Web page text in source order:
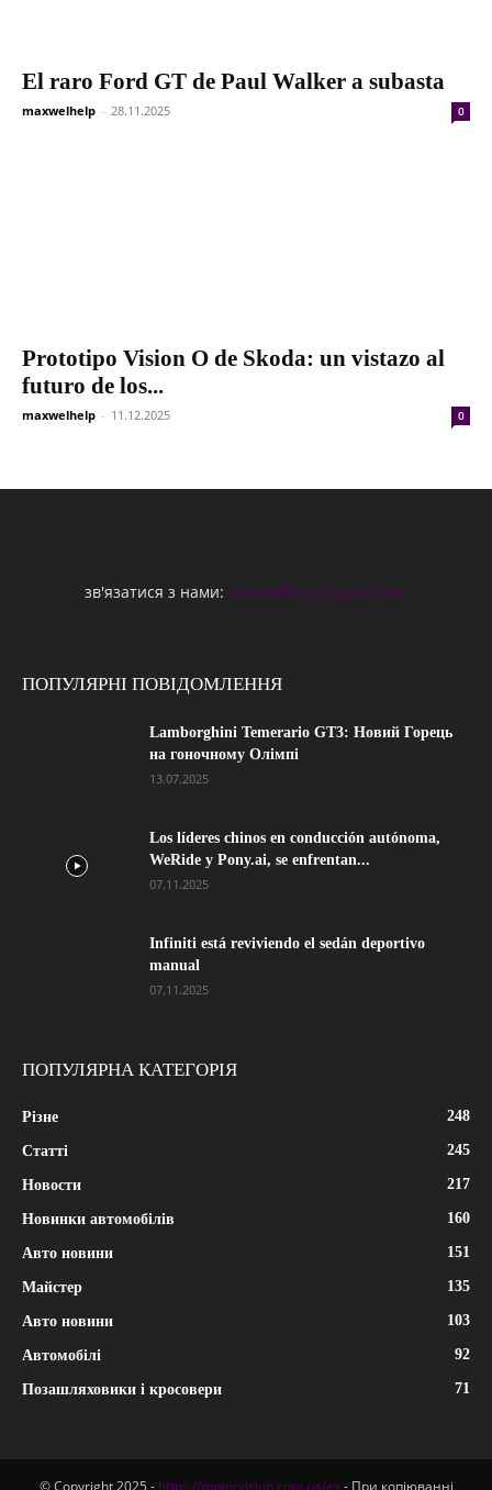
El raro Ford GT de Paul Walker a subasta
maxwelhelp - 28.11.2025 0
Prototipo Vision O de Skoda: un vistazo al
futuro de los...
maxwelhelp - 11.12.2025 0
зв'язатися з нами: maxwelhelp@gmail.com
ПОПУЛЯРНІ ПОВІДОМЛЕННЯ
Lamborghini Temerario GT3: Новий Горець
на гоночному Олімпі
13.07.2025
Los líderes chinos en conducción autónoma,
WeRide y Pony.ai, se enfrentan...
07.11.2025
Infiniti está reviviendo el sedán deportivo
manual
07.11.2025
ПОПУЛЯРНА КАТЕГОРІЯ
Різне 248
Статті 245
Новости 217
Новинки автомобілів 160
Авто новини 151
Майстер 135
Авто новини 103
Автомобілі 92
Позашляховики і кросовери 71
© Copyright 2025 - https://motorvision.com.ua/es - При копіюванні